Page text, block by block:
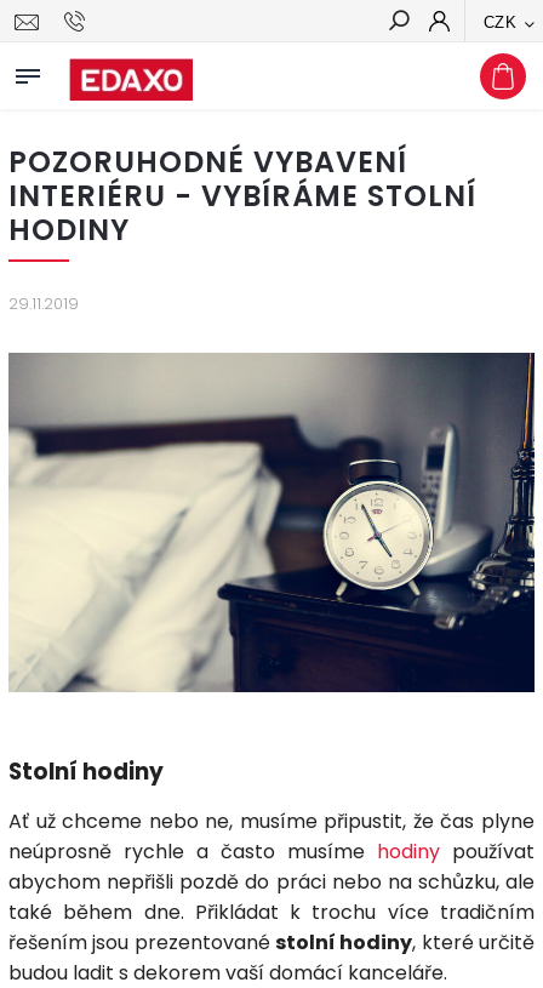
CZK
Hledat
POZORUHODNÉ VYBAVENÍ
INTERIÉRU - VYBÍRÁME STOLNÍ
HODINY
29.11.2019
Stolní hodiny
Ať už chceme nebo ne, musíme připustit, že čas plyne
neúprosně rychle a často musíme hodiny používat
abychom nepřišli pozdě do práci nebo na schůzku, ale
také během dne. Přikládat k trochu více tradičním
řešením jsou prezentovanéstolní hodiny, které určitě
budou ladit s dekorem vaší domácí kanceláře.